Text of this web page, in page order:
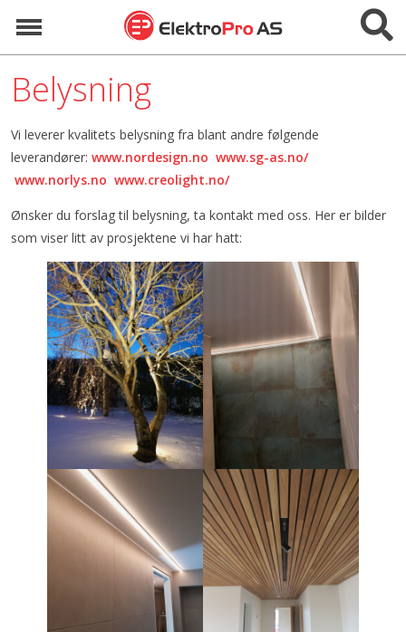
innhold
Vis/skjul
Belysning
Vi leverer kvalitets belysning fra blant andre følgende
leverandører: www.nordesign.no www.sg-as.no/
www.norlys.no www.creolight.no/
Ønsker du forslag til belysning, ta kontakt med oss. Her er bilder
som viser litt av prosjektene vi har hatt: